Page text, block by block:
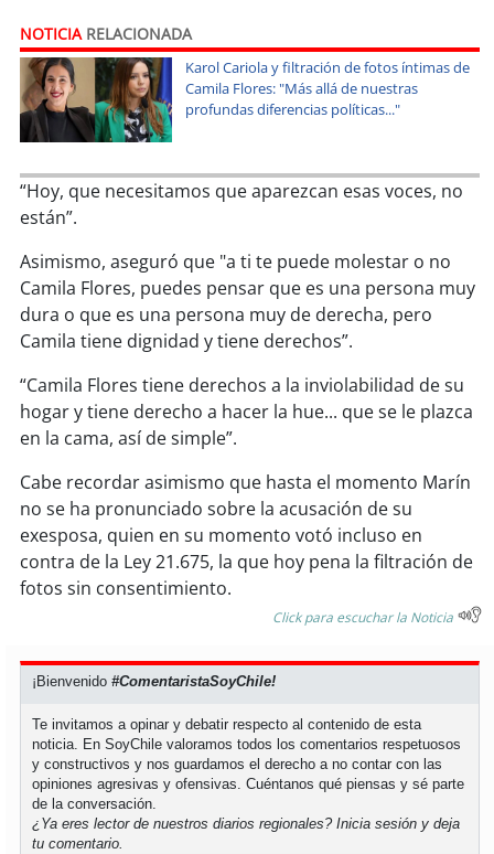
soy arauco
soy temuco
soyvaldivia
soy puertomontt
soychiloé
NOTICIARELACIONADA
Karol Cariola y filtración de fotos íntimas de
Camila Flores: "Más allá de nuestras
profundas diferencias políticas..."
“Hoy, que necesitamos que aparezcan esas voces, no
están”.
Asimismo, aseguró que "a ti te puede molestar o no
Camila Flores, puedes pensar que es una persona muy
dura o que es una persona muy de derecha, pero
Camila tiene dignidad y tiene derechos”.
“Camila Flores tiene derechos a la inviolabilidad de su
hogar y tiene derecho a hacer la hue... que se le plazca
en la cama, así de simple”.
Cabe recordar asimismo que hasta el momento Marín
no se ha pronunciado sobre la acusación de su
exesposa, quien en su momento votó incluso en
contra de la Ley 21.675, la que hoy pena la filtración de
fotos sin consentimiento.
Click para escuchar la Noticia
¡Bienvenido#ComentaristaSoyChile!
Te invitamos a opinar y debatir respecto al contenido de esta
noticia. En SoyChile valoramos todos los comentarios respetuosos
y constructivos y nos guardamos el derecho a no contar con las
opiniones agresivas y ofensivas. Cuéntanos qué piensas y sé parte
de la conversación.
¿Ya eres lector de nuestros diarios regionales?Inicia sesión y deja
tu comentario.